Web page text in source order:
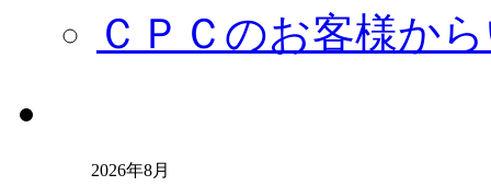
ＣＰＣのお客様か
2026年8月